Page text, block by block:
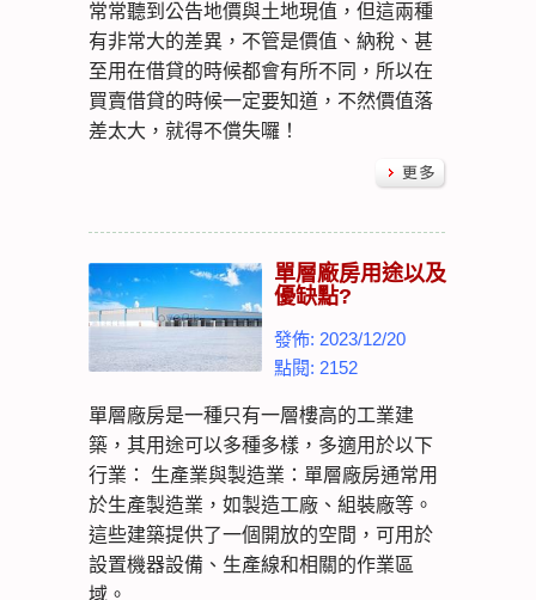
常常聽到公告地價與土地現值，但這兩種
有非常大的差異，不管是價值、納稅、甚
至用在借貸的時候都會有所不同，所以在
買賣借貸的時候一定要知道，不然價值落
差太大，就得不償失囉！
單層廠房用途以及
優缺點?
發佈: 2023/12/20
點閱: 2152
單層廠房是一種只有一層樓高的工業建
築，其用途可以多種多樣，多適用於以下
行業： 生產業與製造業：單層廠房通常用
於生產製造業，如製造工廠、組裝廠等。
這些建築提供了一個開放的空間，可用於
設置機器設備、生產線和相關的作業區
域。